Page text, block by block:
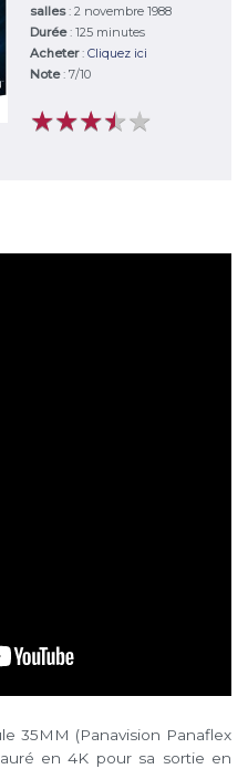
salles: 2 novembre 1988
Durée:125 minutes
Acheter:Cliquez ici
Note:7/10
★★★★★
★★★★★
35MM (Panavision Panaflex
en 4K pour sa sortie en